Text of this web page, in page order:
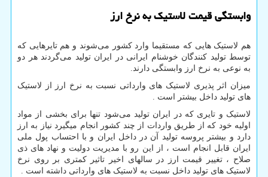
وابستگی قیمت لاستیک به نرخ ارز
هم لاستیک هایی که مستقیما وارد کشور می‌شوند و هم تایرهایی که
توسط تولید کنندگان خوشنام ایرانی در ایران تولید می‌گردند هر دو
به نوعی به نرخ ارز وابستگی دارند.
میزان اثر پذیری لاستیک های وارداتی نسبت به نرخ ارز از لاستیک
های تولید داخل بیشتر است .
لاستیک و تایری که در ایران تولید می‌شود تنها برای بخشی از مواد
اولیه خود که از طریق واردات از چند کشور انجام میگیرد نیاز به ارز
دارد و بیشتر پروسه تولید آن در داخل ایران و با احتساب پول ملی
ایران قابل انجام است ، از این رو با مدیریت دولیت و نهاد های ذی
صلاح ، تغییر قیمت ارز در سالهای اخیر تاثیر کمتری بر روی نرخ
لاستیک های تولید داخل نسبت به لاستیک های وارداتی داشته است .